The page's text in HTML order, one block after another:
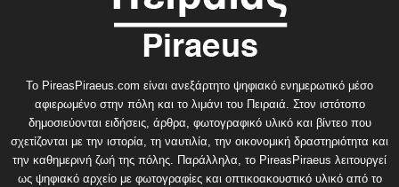
Το PireasPiraeus.com είναι ανεξάρτητο ψηφιακό ενημερωτικό μέσο
αφιερωμένο στην πόλη και το λιμάνι του Πειραιά. Στον ιστότοπο
δημοσιεύονται ειδήσεις, άρθρα, φωτογραφικό υλικό και βίντεο που
σχετίζονται με την ιστορία, τη ναυτιλία, την οικονομική δραστηριότητα και
την καθημερινή ζωή της πόλης. Παράλληλα, το PireasPiraeus λειτουργεί
ως ψηφιακό αρχείο με φωτογραφίες και οπτικοακουστικό υλικό από το